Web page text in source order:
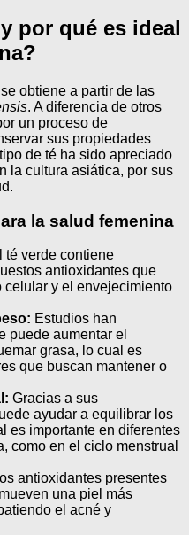
por qué es ideal
obtiene a partir de las
. A diferencia de otros
un proceso de
sus propiedades
de té ha sido apreciado
la cultura asiática, por sus
la salud femenina
té verde contiene
antioxidantes que
celular y el envejecimiento
Estudios han
puede aumentar el
grasa, lo cual es
que buscan mantener o
Gracias a sus
ayudar a equilibrar los
es importante en diferentes
como en el ciclo menstrual
antioxidantes presentes
una piel más
el acné y